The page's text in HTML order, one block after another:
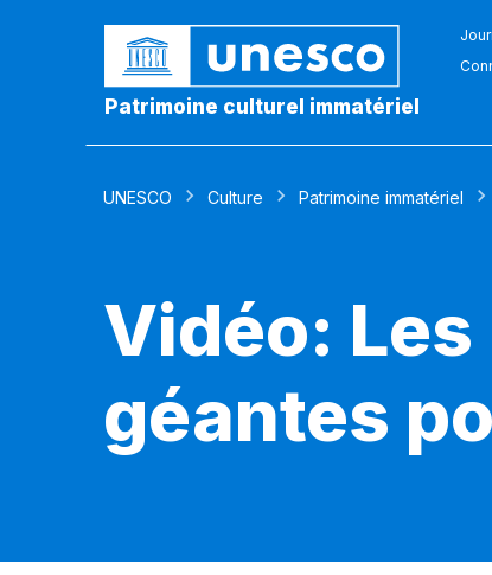
Patrimoine culturel immatériel
UNESCO Culture Patrimoine immatériel
Vidéo:
géantes